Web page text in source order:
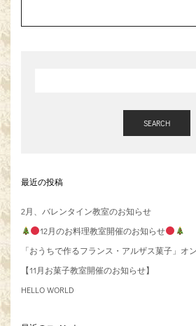
SEARCH
最近の投稿
2月、バレンタイン教室のお知らせ
12月のお料理教室開催のお知らせ
「おうちで作るフランス・アルザス菓子」オ
【11月お菓子教室開催のお知らせ】
HELLO WORLD